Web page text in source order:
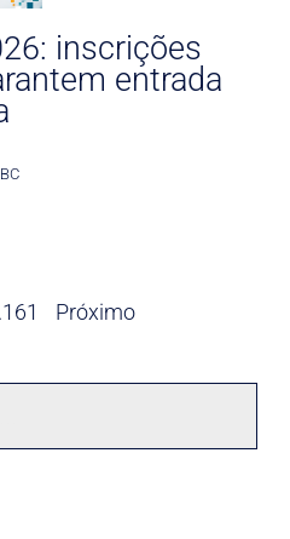
inscrições
entrada
Próximo